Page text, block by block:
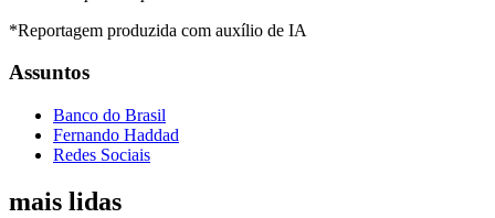
*Reportagem produzida com auxílio de IA
Assuntos
Banco do Brasil
Fernando Haddad
Redes Sociais
mais lidas